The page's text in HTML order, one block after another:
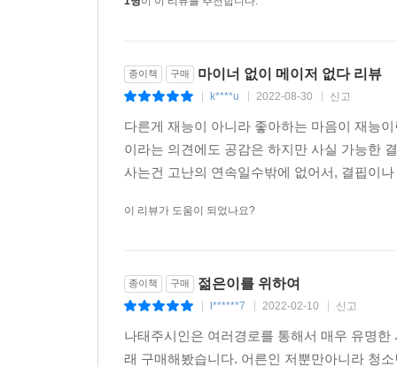
종이책 구매 마이너 없이 메이저 없다 리뷰
k****u 2022-08-30 신고
다른게 재능이 아니라 좋아하는 마음이 재능
이라는 의견에도 공감은 하지만 사실 가능한
사는건 고난의 연속일수밖에 없어서, 결핍이
이 리뷰가 도움이 되었나요?
종이책 구매 젊은이를 위하여
l******7 2022-02-10 신고
나태주시인은 여러경로를 통해서 매우 유명
래 구매해봤습니다. 어른인 저뿐만아니라 청